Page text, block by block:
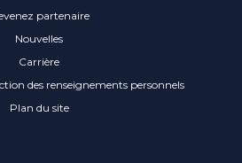
partenaire
Nouvelles
Carrière
des renseignements personnels
Plan du site